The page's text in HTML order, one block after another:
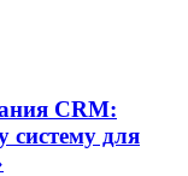
CRM:
систему для